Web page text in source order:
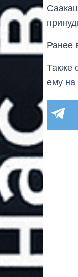
Ранее
Также
ему на